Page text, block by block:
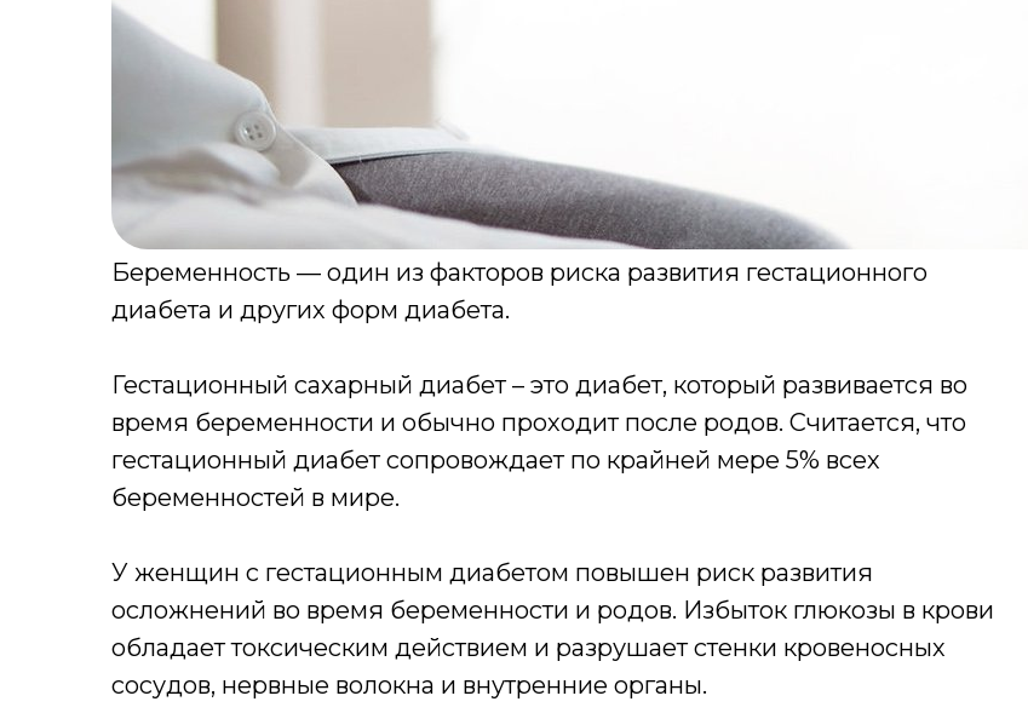
Беременность — один из факторов риска развития гестационного
диабета и других форм диабета.
Гестационный сахарный диабет – это диабет, который развивается во
время беременности и обычно проходит после родов. Считается, что
гестационный диабет сопровождает по крайней мере 5% всех
беременностей в мире.
У женщин с гестационным диабетом повышен риск развития
осложнений во время беременности и родов. Избыток глюкозы в крови
обладает токсическим действием и разрушает стенки кровеносных
сосудов, нервные волокна и внутренние органы.